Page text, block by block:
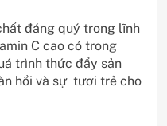
đáng quý trong lĩnh
C cao có trong
trình thức đẩy sản
hồi và sự tươi trẻ cho